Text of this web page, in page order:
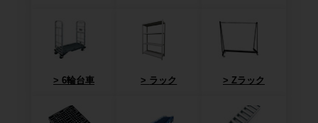
6輪台車 ラック Zラック